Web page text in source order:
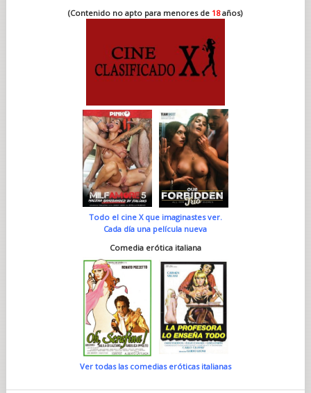
(Contenido no apto para menores de 18años)
Todo el cine X que imaginastes ver.
Cada día una película nueva
Comedia erótica italiana
Ver todas las comedias eróticas italianas